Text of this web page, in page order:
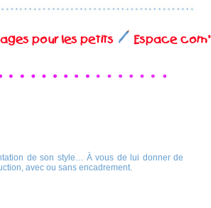
pour les petits Espace com'
de son style… À vous de lui donner de
avec ou sans encadrement.